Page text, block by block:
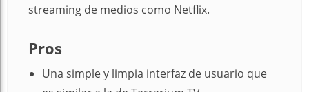
streaming de medios como Netflix.
Pros
Una simple y limpia interfaz de usuario que